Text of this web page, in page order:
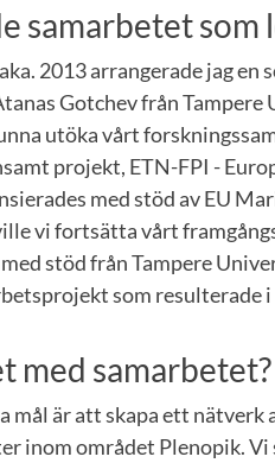
samarbetet
2013 arrangerade jag en
Gotchev från
utöka vårt
projekt, ETN-FPI -
med stöd av EU
vi fortsätta vårt
stöd från Tampere
som resulterade i
med samarbetet?
mål är att skapa ett nätverk
inom området Plenopik.